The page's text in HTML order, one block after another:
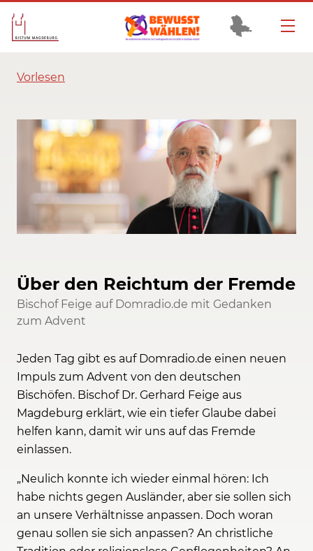
Vorlesen
Über den Reichtum der Fremde
Bischof Feige auf Domradio.de mit Gedanken
zum Advent
Jeden Tag gibt es auf Domradio.de einen neuen
Impuls zum Advent von den deutschen
Bischöfen. Bischof Dr. Gerhard Feige aus
Magdeburg erklärt, wie ein tiefer Glaube dabei
helfen kann, damit wir uns auf das Fremde
einlassen.
„Neulich konnte ich wieder einmal hören: Ich
habe nichts gegen Ausländer, aber sie sollen sich
an unsere Verhältnisse anpassen. Doch woran
genau sollen sie sich anpassen? An christliche